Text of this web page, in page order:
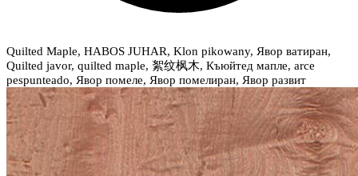
Quilted Maple, HABOS JUHAR, Klon pikowany, Явор ватиран,
Quilted javor, quilted maple, 絮纹枫木, Къюйтед мапле, arce
pespunteado, Явор помеле, Явор помелиран, Явор развит